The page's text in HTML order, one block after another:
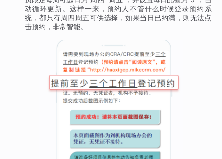
动循环更新。这样一来，预约人不管什么时候登录预约系
统，都只有周四周五可供选择，如果当日已约满，则无法点
击预约，非常智能。